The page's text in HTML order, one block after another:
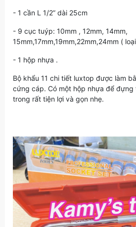
- 1 cần L 1/2” dài 25cm
- 9 cục tuýp: 10mm , 12mm, 14mm,
15mm,17mm,19mm,22mm,24mm (
- 1 hộp nhựa .
Bộ khẩu 11 chi tiết luxtop được làm
cứng cáp. Có một hộp nhựa để
trong rất tiện lợi và gọn nhẹ.